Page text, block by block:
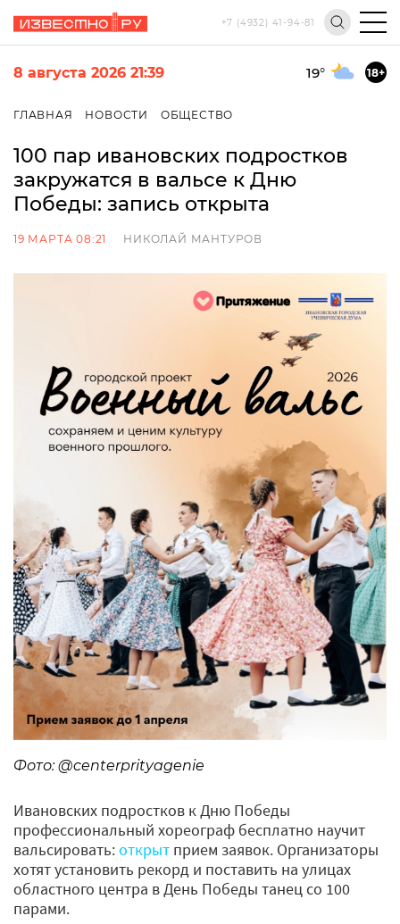
+7 (4932) 41-94-81
8 августа 2026 21:39 19° 18+
ГЛАВНАЯ НОВОСТИ ОБЩЕСТВО
100 пар ивановских подростков
закружатся в вальсе к Дню
Победы: запись открыта
19 МАРТА 08:21 НИКОЛАЙ МАНТУРОВ
Фото: @centerprityagenie
Ивановских подростков к Дню Победы
профессиональный хореограф бесплатно научит
вальсировать:открыт прием заявок. Организаторы
хотят установить рекорд и поставить на улицах
областного центра в День Победы танец со 100
парами.